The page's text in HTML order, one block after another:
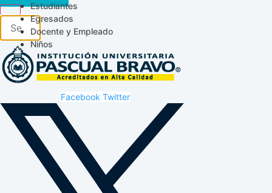
Estudiantes
Egresados
Docente y Empleado
Niños
Facebook Twitter